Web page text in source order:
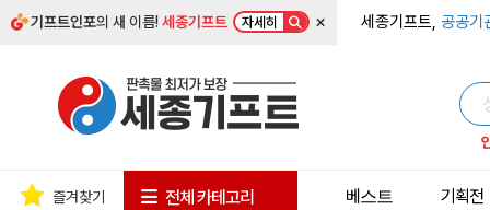
기프트인포의 새 이름!세종기프트 자세히 × 세종기프트, 공공기
즐겨찾기 전체 카테고리
베스트
기획전